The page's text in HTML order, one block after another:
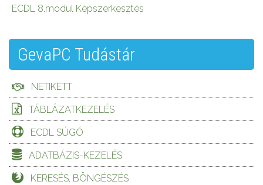
ECDL 8.modul Képszerkesztés
GevaPC Tudástár
NETIKETT
TÁBLÁZATKEZELÉS
ECDL SÚGÓ
ADATBÁZIS-KEZELÉS
KERESÉS, BÖNGÉSZÉS